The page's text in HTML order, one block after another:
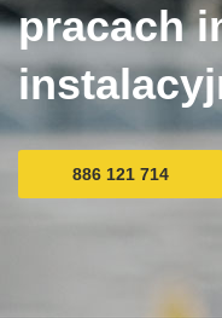
pracach
886 121 714